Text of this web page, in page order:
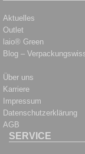
Aktuelles
Outlet
laio® Green
Blog –
Über uns
Karriere
Impressum
Datenschutzerklärung
AGB
SERVICE